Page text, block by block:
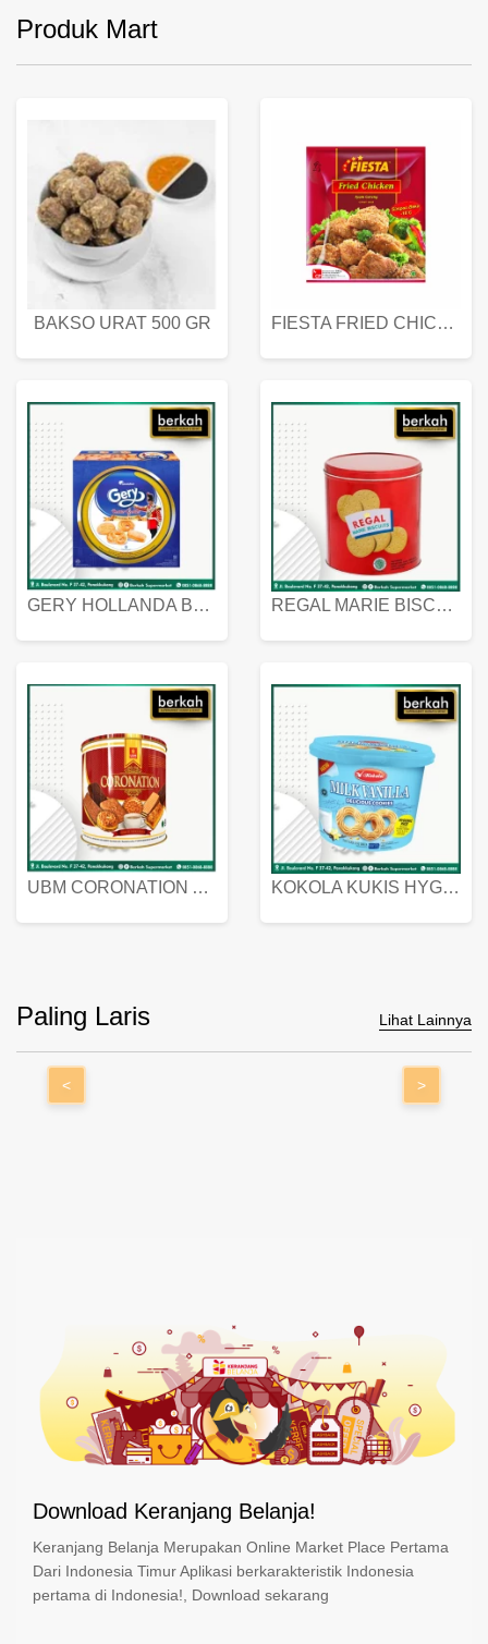
Produk Mart
BAKSO URAT 500 GR FIESTA FRIED CHICKEN 500 GR
GERY HOLLANDA BUTTER COOKIES 450 GRAM REGAL MARIE BISCUIT KALENG 550 GRAM
UBM CORONATION ASSORTED BISKUIT KALENG 450 GRAM KOKOLA KUKIS HYGIENIC MILK VANILLA PACK 320 GR
Paling Laris Lihat Lainnya
< >
Download Keranjang Belanja!
Keranjang Belanja Merupakan Online Market Place Pertama
Dari Indonesia Timur Aplikasi berkarakteristik Indonesia
pertama di Indonesia!, Download sekarang